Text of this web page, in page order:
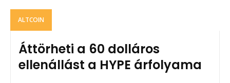
ALTCOIN
Áttörheti a 60 dolláros
ellenállást a HYPE árfolyama